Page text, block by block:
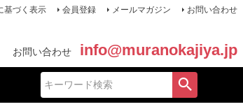
基づく表示 会員登録 メールマガジン お問い合わせ
お問い合わせ info@muranokajiya.jp